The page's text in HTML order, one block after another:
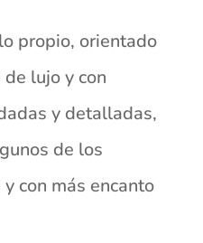
propio, orientado
lujo y con
y detalladas,
de los
con más encanto